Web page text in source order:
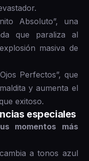
Absoluto”, una
que paraliza al
masiva de
Perfectos”, que
y aumenta el
exitoso.
especiales
momentos más
a tonos azul